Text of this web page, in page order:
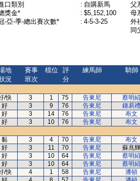
口類別
: 自購新馬
獎金*
: $5,152,100
-亞-季-總出賽次數*
: 4-5-3-25
父
母
外
同
地
況
賽事
班次
檔位
評
分
練馬師 騎師
/快 3 1 75 告東尼 蔡明紹
好 3 9 76 告東尼 鍾易禮
好 3 14 76 告東尼 布文
好 3 10 76 告東尼 布文
黏 3 4 70 告東尼 布文
好 3 11 70 告東尼 蘇兆輝
好 3 10 64 告東尼 蔡明紹
好 3 10 64 告東尼 蔡明紹
/快 4 1 58 告東尼 潘頓